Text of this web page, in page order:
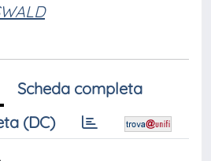
Scheda completa
(DC)